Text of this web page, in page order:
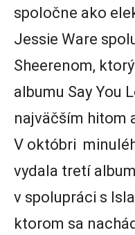
spoločne ako
Jessie Ware
Sheerenom,
albumu Say You
najväčším hitom
V októbri
vydala tretí
v spolupráci s
ktorom sa